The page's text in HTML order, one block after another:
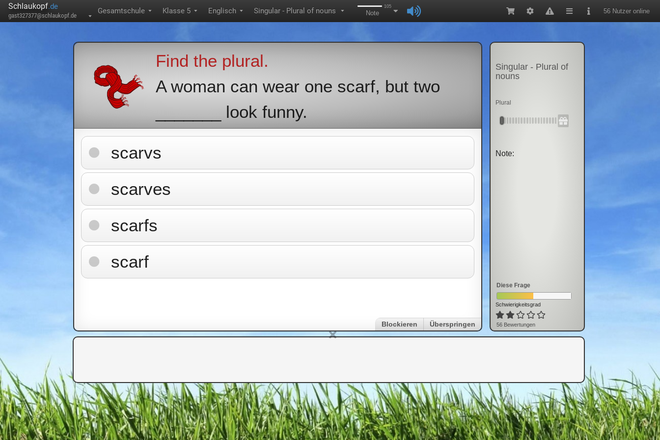
Schlaukopf.de
gast327377@schlaukopf.de ▼
Gesamtschule ▼ Klasse 5 ▼ Englisch ▼ Singular - Plural of nouns ▼
105
Note 56 Nutzer online
Find the plural.
A woman can wear one scarf, but two
_______ look funny.
scarvs
scarves
scarfs
scarf
Blockieren Überspringen
Singular - Plural of
nouns
Plural
Note:
Diese Frage
Schwierigkeitsgrad
56 Bewertungen